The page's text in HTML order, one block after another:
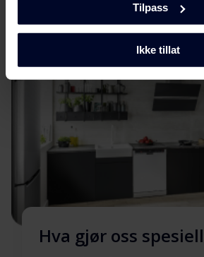
Tilpass
Ikke tillat
Hva gjør oss